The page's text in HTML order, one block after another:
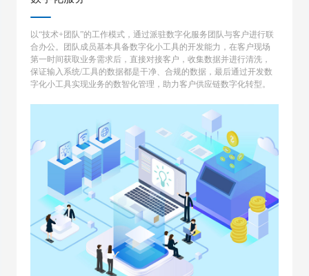
以“技术+团队”的工作模式，通过派驻数字化服务团队与客户进行联
合办公。团队成员基本具备数字化小工具的开发能力，在客户现场
第一时间获取业务需求后，直接对接客户，收集数据并进行清洗，
保证输入系统/工具的数据都是干净、合规的数据，最后通过开发数
字化小工具实现业务的数智化管理，助力客户供应链数字化转型。